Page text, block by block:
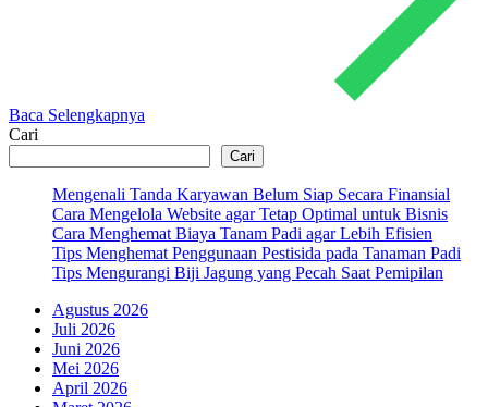
Baca Selengkapnya
Cari
Cari
Mengenali Tanda Karyawan Belum Siap Secara Finansial
Cara Mengelola Website agar Tetap Optimal untuk Bisnis
Cara Menghemat Biaya Tanam Padi agar Lebih Efisien
Tips Menghemat Penggunaan Pestisida pada Tanaman Padi
Tips Mengurangi Biji Jagung yang Pecah Saat Pemipilan
Agustus 2026
Juli 2026
Juni 2026
Mei 2026
April 2026